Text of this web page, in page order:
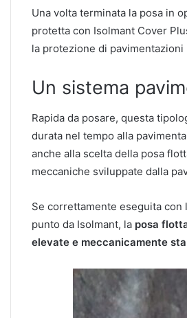
Una volta terminata la posa in
protetta con Isolmant Cover
la protezione di
Un sistema
Rapida da posare, questa
durata nel tempo alla
anche alla scelta della posa
meccaniche sviluppate dalla
Se correttamente eseguita
punto da Isolmant, la posa
elevate e meccanicamente